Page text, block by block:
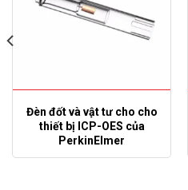
Đèn đốt và vật tư cho cho
thiết bị ICP-OES của
PerkinElmer